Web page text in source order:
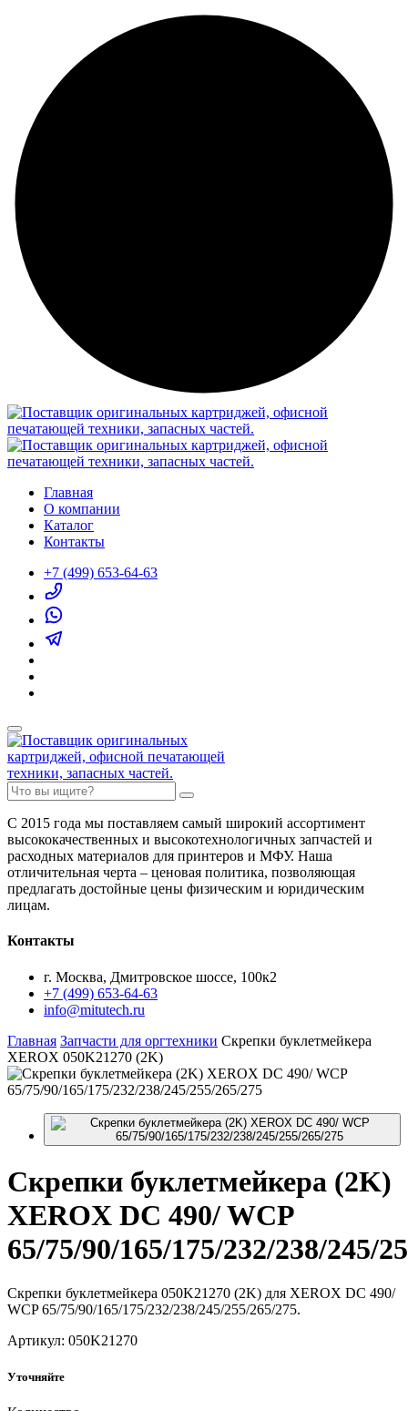
Главная
О компании
Каталог
Контакты
+7 (499) 653-64-63
С 2015 года мы поставляем самый широкий ассортимент
высококачественных и высокотехнологичных запчастей и
расходных материалов для принтеров и МФУ. Наша
отличительная черта – ценовая политика, позволяющая
предлагать достойные цены физическим и юридическим
лицам.
Контакты
г. Москва, Дмитровское шоссе, 100к2
+7 (499) 653-64-63
info@mitutech.ru
Главная Запчасти для оргтехники Скрепки буклетмейкера
XEROX 050K21270 (2K)
Скрепки буклетмейкера (2K)
XEROX DC 490/ WCP
65/75/90/165/175/232/238/245/
Скрепки буклетмейкера 050K21270 (2K) для XEROX DC 490/
WCP 65/75/90/165/175/232/238/245/255/265/275.
Артикул: 050K21270
Уточняйте